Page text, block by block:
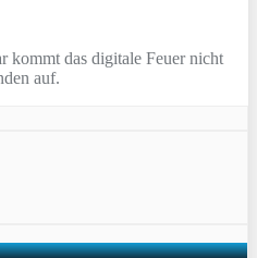
kommt das digitale Feuer nicht
auf.